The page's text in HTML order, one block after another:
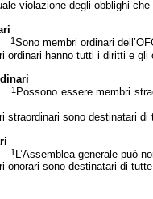
violazione degli obblighi
1Sono membri ordinari
ordinari hanno tutti i diritti e
1 Possono essere membri
straordinari sono destinatari
1L’Assemblea generale può
onorari sono destinatari di